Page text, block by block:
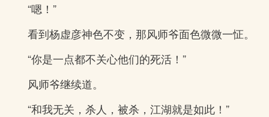
“嗯！”
看到杨虚彦神色不变，那风师爷面色微微一怔。
“你是一点都不关心他们的死活！”
风师爷继续道。
“和我无关，杀人，被杀，江湖就是如此！”